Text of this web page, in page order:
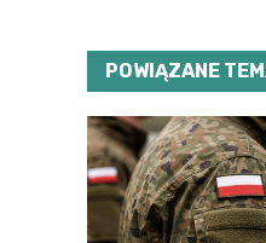
POWIĄZANE